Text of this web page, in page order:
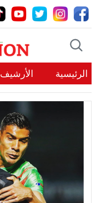
الرئيسية الأرشيف